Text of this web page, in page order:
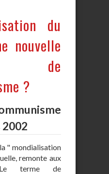
du
nouvelle
de
?
2002
" mondialisation
remonte aux
terme de